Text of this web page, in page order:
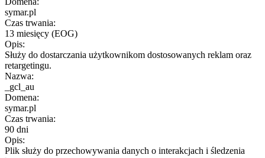
symar.pl
Czas trwania:
13 miesięcy (EOG)
Opis:
Służy do dostarczania użytkownikom dostosowanych reklam oraz
retargetingu.
Nazwa:
_gcl_au
Domena:
symar.pl
Czas trwania:
90 dni
Opis:
Plik służy do przechowywania danych o interakcjach i śledzenia